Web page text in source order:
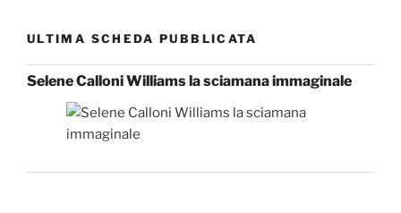
ULTIMA SCHEDA PUBBLICATA
Selene Calloni Williams la sciamana immaginale